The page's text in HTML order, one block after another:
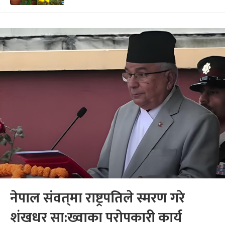
नेपाल संवत्‌मा राष्ट्रपतिले स्मरण गरे
शंखधर सा:ख्वाका परोपकारी कार्य